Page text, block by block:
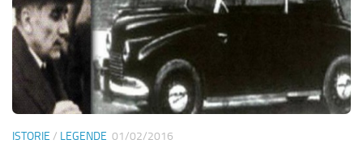
ISTORIE / LEGENDE 01/02/2016